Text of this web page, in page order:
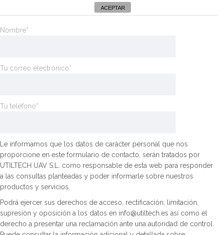
ACEPTAR
descarga del dossier de Edificaciones
Nombre*
Tu correo electrónico*
Tu teléfono*
Le informamos que los datos de carácter personal que nos
proporcione en este formulario de contacto, serán tratados por
UTILTECH UAV S.L. como responsable de esta web para responder
a las consultas planteadas y poder informarle sobre nuestros
productos y servicios.
Podrá ejercer sus derechos de acceso, rectificación, limitación,
supresión y oposición a los datos en info@utiltech.es así como el
derecho a presentar una reclamación ante una autoridad de control.